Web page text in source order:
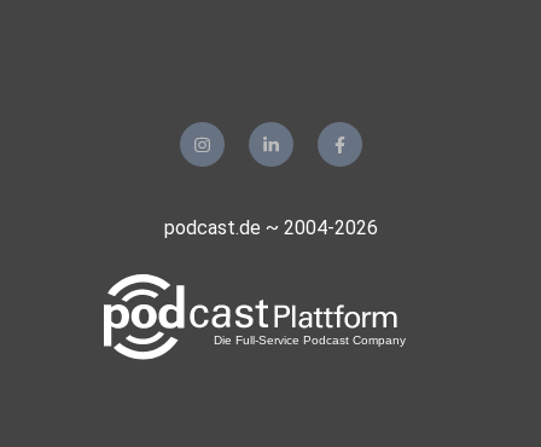
podcast.de ~ 2004-2026